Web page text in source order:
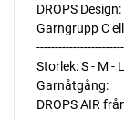
DROPS
Garngrupp C
Storlek: S - M -
Garnåtgång:
DROPS AIR